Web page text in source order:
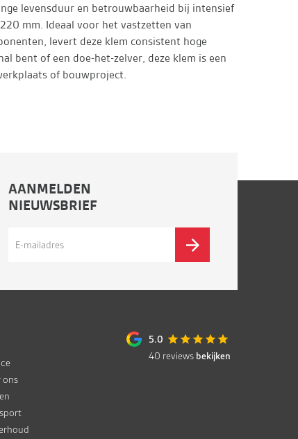
levensduur en betrouwbaarheid bij intensief
mm. Ideaal voor het vastzetten van
levert deze klem consistent hoge
bent of een doe-het-zelver, deze klem is een
of bouwproject.
AANMELDEN
NIEUWSBRIEF
ons
5.0
40 reviews bekijken